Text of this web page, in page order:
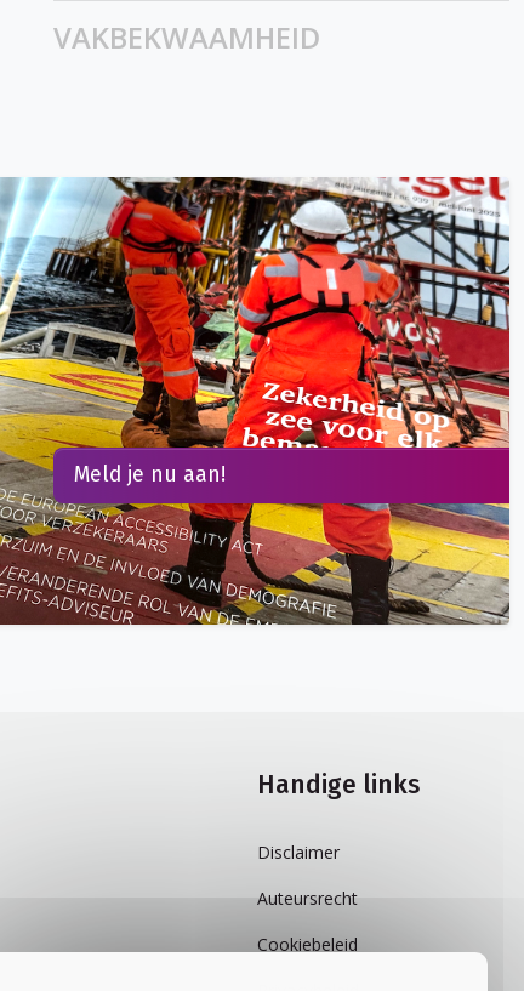
VAKBEKWAAMHEID
Meld je nu aan!
Handige links
Disclaimer
Auteursrecht
Cookiebeleid